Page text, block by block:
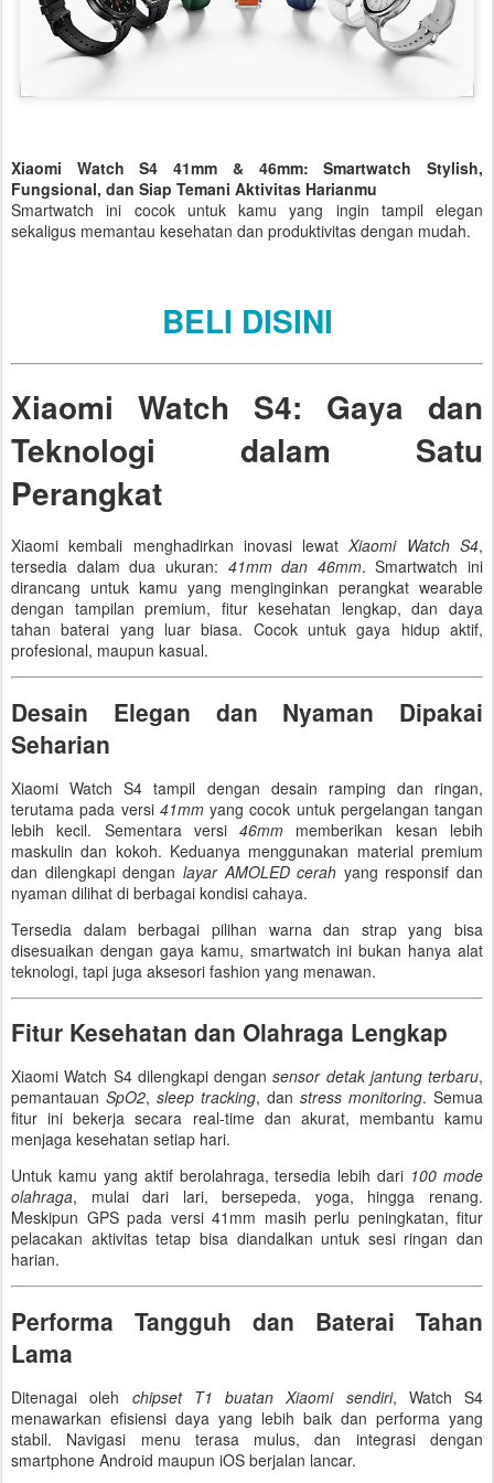
Xiaomi Watch S4 41mm & 46mm: Smartwatch Stylish,
Fungsional, dan Siap Temani Aktivitas Harianmu
Smartwatch ini cocok untuk kamu yang ingin tampil elegan
sekaligus memantau kesehatan dan produktivitas dengan mudah.
BELI DISINI
Xiaomi Watch S4: Gaya dan
Teknologi dalam Satu
Perangkat
Xiaomi kembali menghadirkan inovasi lewatXiaomi Watch S4,
tersedia dalam dua ukuran: 41mm dan 46mm. Smartwatch ini
dirancang untuk kamu yang menginginkan perangkat wearable
dengan tampilan premium, fitur kesehatan lengkap, dan daya
tahan baterai yang luar biasa. Cocok untuk gaya hidup aktif,
profesional, maupun kasual.
Desain Elegan dan Nyaman Dipakai
Seharian
Xiaomi Watch S4 tampil dengan desain ramping dan ringan,
terutama pada versi 41mmyang cocok untuk pergelangan tangan
lebih kecil. Sementara versi46mm memberikan kesan lebih
maskulin dan kokoh. Keduanya menggunakan material premium
dan dilengkapi dengan layar AMOLED cerah yang responsif dan
nyaman dilihat di berbagai kondisi cahaya.
Tersedia dalam berbagai pilihan warna dan strap yang bisa
disesuaikan dengan gaya kamu, smartwatch ini bukan hanya alat
teknologi, tapi juga aksesori fashion yang menawan.
Fitur Kesehatan dan Olahraga Lengkap
Xiaomi Watch S4 dilengkapi dengansensor detak jantung terbaru,
pemantauan SpO2, sleep tracking, dan stress monitoring. Semua
fitur ini bekerja secara real-time dan akurat, membantu kamu
menjaga kesehatan setiap hari.
Untuk kamu yang aktif berolahraga, tersedia lebih dari 100 mode
olahraga, mulai dari lari, bersepeda, yoga, hingga renang.
Meskipun GPS pada versi 41mm masih perlu peningkatan, fitur
pelacakan aktivitas tetap bisa diandalkan untuk sesi ringan dan
harian.
Performa Tangguh dan Baterai Tahan
Lama
Ditenagai oleh chipset T1 buatan Xiaomi sendiri, Watch S4
menawarkan efisiensi daya yang lebih baik dan performa yang
stabil. Navigasi menu terasa mulus, dan integrasi dengan
smartphone Android maupun iOS berjalan lancar.